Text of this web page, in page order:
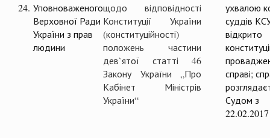
24. Уповноваженого
Верховної Ради
України з прав
людини
щодо відповідності
Конституції України
(конституційності)
положень частини
дев`ятої статті 46
Закону України „Про
Кабінет Міністрів
України“
ухвалою
суддів
відкрито
справі;
Судом з
22.02.2017